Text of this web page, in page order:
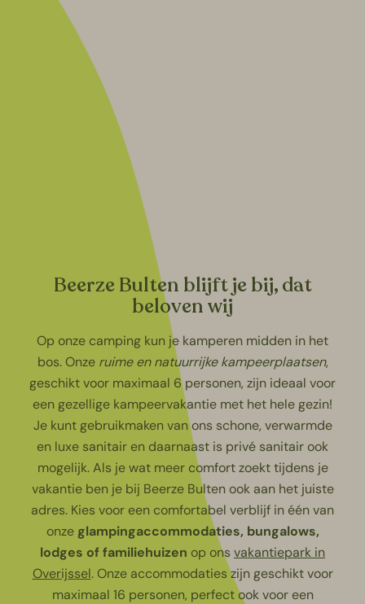
Beerze Bulten blijft je bij, dat
beloven wij
Op onze camping kun je kamperen midden in het
bos. Onze ruime en natuurrijke kampeerplaatsen,
geschikt voor maximaal 6 personen, zijn ideaal voor
een gezellige kampeervakantie met het hele gezin!
Je kunt gebruikmaken van ons schone, verwarmde
en luxe sanitair en daarnaast is privé sanitair ook
mogelijk. Als je wat meer comfort zoekt tijdens je
vakantie ben je bij Beerze Bulten ook aan het juiste
adres. Kies voor een comfortabel verblijf in één van
onze glampingaccommodaties, bungalows,
lodges of familiehuizen op onsvakantiepark in
Overijssel. Onze accommodaties zijn geschikt voor
maximaal 16 personen, perfect ook voor een